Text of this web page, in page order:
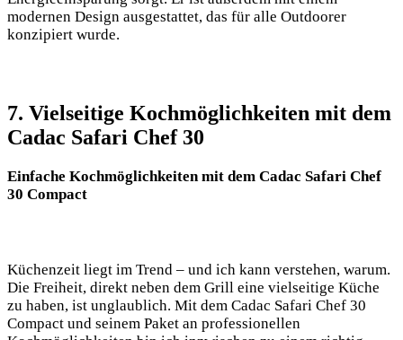
modernen‌ Design ausgestattet, das für alle Outdoorer
konzipiert wurde.
7. Vielseitige Kochmöglichkeiten mit dem
Cadac Safari Chef 30
Einfache Kochmöglichkeiten mit dem Cadac Safari Chef
30 Compact
Küchenzeit liegt im Trend – und ich kann verstehen, warum.
Die Freiheit, direkt neben dem⁤ Grill eine vielseitige Küche ​
zu haben, ist unglaublich. Mit dem Cadac Safari Chef 30
Compact und ‌seinem ‍Paket an professionellen